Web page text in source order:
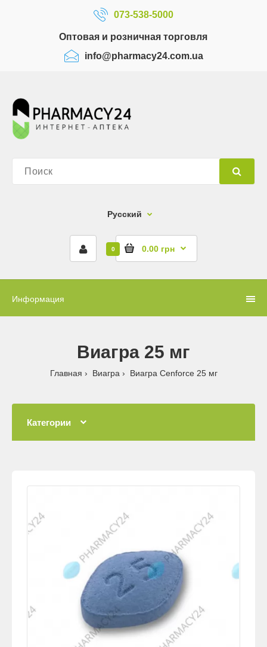
073-538-5000
Оптовая и розничная торговля
info@pharmacy24.com.ua
Русский
0 0.00 грн
Информация
Виагра 25 мг
Главная Виагра Виагра Cenforce 25 мг
Категории